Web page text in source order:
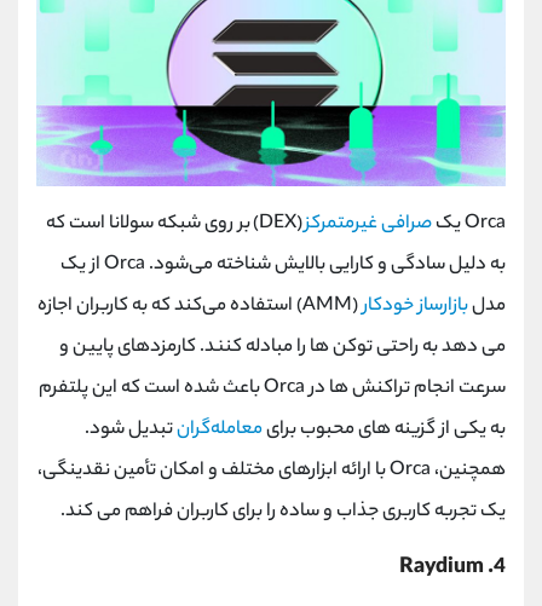
Orcaیکصرافی غیرمتمرکز(DEX)بر روی شبکه سولانا است که
به دلیل سادگی و کارایی بالایش شناخته می‌شود. Orcaاز یک
مدلبازارساز خودکار(
AMM) استفاده می‌کند که به کاربران اجازه
می ‌دهد به راحتی توکن ‌ها را مبادله کنند. کارمزدهای پایین و
سرعت انجام تراکنش‌ ها درOrcaباعث شده است که این پلتفرم
به یکی از گزینه ‌های محبوب برایمعامله‌گرانتبدیل شود.
همچنین، Orcaبا ارائه ابزارهای مختلف و امکان تأمین نقدینگی،
یک تجربه کاربری جذاب و ساده را برای کاربران فراهم می‌ کند.
4.
Raydium